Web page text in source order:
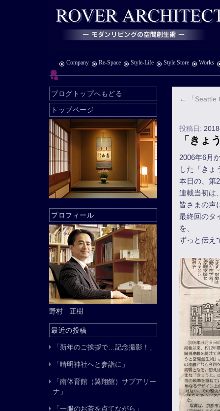
Company Re-Space Style-Life Style Store Works
← 「Seattle
投稿日:
「きょ
2006年6月
した「きょ
本日の、第
連載当初は
皆さまの声
最終回のタ
を、
ずっと伝え
ブログトップへもどる
トップページ
プロフィール
野村 正樹
最近の投稿
「新年のご挨拶で…記念撮影！」
「晴明神社へと参詣に」
「南体育館（翼翔館）サブアリー
ナ」
「一服のお茶を点てながら」